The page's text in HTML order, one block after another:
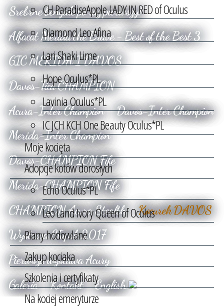
Srebrne bengale po raz pierwszy!
Alfacat Merida the Brave - Best of the Best 3
GIC MERIDA I DAVOS
Davos-Tica CHAMPION
Acura-Inter Champion
Davos-Inter Champion
Merida-Inter Champion
Davos-CHAMPION Fife
Merida-CHAMPION Fife
CHAMPION Acura Stealth
Kocurek DAVOS
Wystawa Słupsk 2017
Pierwsza wystawa Acury
Galeria
Kontakt English
CH ParadiseApple LADY IN RED of Oculus
Diamond Leo Afina
Lari Shaki Lime
Hope Oculus*PL
Lavinia Oculus*PL
IC JCH KCH One Beauty Oculus*PL
Moje kocięta
Adopcje kotów dorosłych
Echo Oculus*PL
Leo Land Ivory Queen of Oculus
Plany hodowlane
Zakup kociaka
Szkolenia i certyfikaty
Na kociej emeryturze